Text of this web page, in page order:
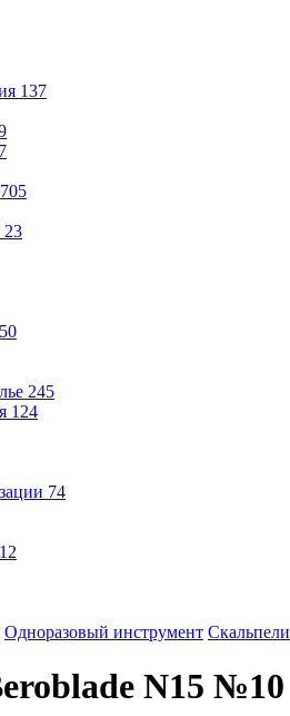
137
705
23
245
124
74
12
Одноразовый инструмент Скальпели
N15 №10